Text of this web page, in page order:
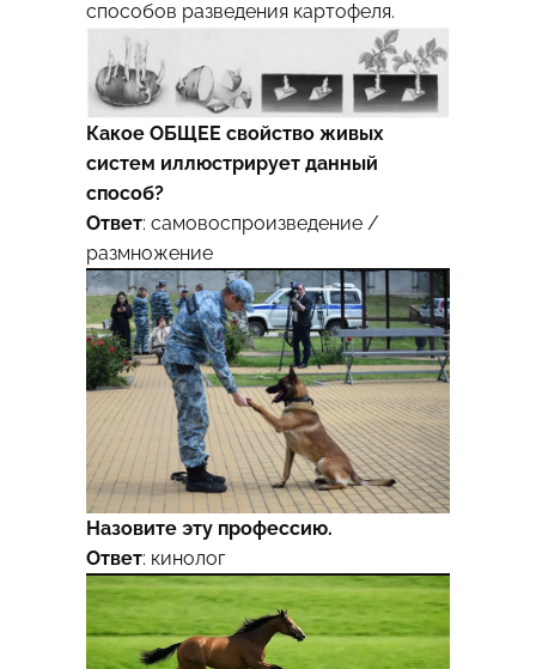
способов разведения картофеля.
Какое ОБЩЕЕ свойство живых
систем иллюстрирует данный
способ?
Ответ: самовоспроизведение /
размножение
Назовите эту профессию.
Ответ: кинолог